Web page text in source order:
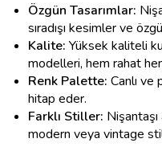
Özgün Tasarımlar:
sıradışı kesimler ve
Kalite: Yüksek kaliteli
modelleri, hem rahat
Renk Palette: Canlı
hitap eder.
Farklı Stiller:
modern veya vintage